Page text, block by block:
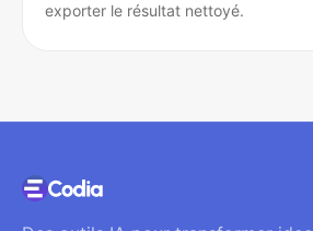
exporter le résultat nettoyé.